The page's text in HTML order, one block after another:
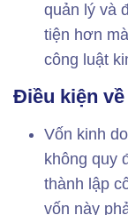
quản lý và
tiện hơn
công luật
Điều kiện về
Vốn kinh
không quy
thành lập
vốn này